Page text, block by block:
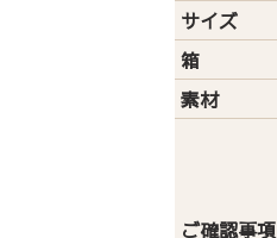
サイズ
箱
素材
ご確認事項